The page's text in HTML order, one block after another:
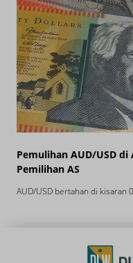
Pemulihan AUD/USD di
Pemilihan AS
AUD/USD bertahan di kisaran